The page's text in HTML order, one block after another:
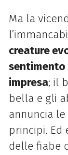
Ma la
creature
sentimento
impresa; il
bella e gli
annuncia le
principi. Ed
delle fiabe